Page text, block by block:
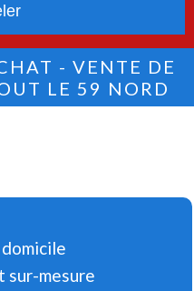
- VENTE DE
LE 59 NORD
sur-mesure